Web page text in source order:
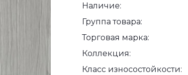
Наличие:
Группа товара:
Торговая марка:
Коллекция:
Класс износостойкости: